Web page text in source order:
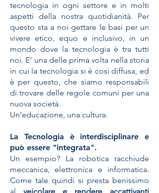
tecnologia in ogni settore e in molti
aspetti della nostra quotidianità. Per
questo sta a noi gettare le basi per un
vivere etico, equo e inclusivo, in un
mondo dove la tecnologia è tra tutti
noi. E’ una delle prima volta nella storia
in cui la tecnologia si è così diffusa, ed
è per questo, che siamo responsabili
di trovare delle regole comuni per una
nuova società.
Un’educazione, una cultura.
La Tecnologia è interdisciplinare e
può essere "integrata".
Un esempio? La robotica racchiude
meccanica, elettronica e informatica.
Come tale quindi si presta benissimo